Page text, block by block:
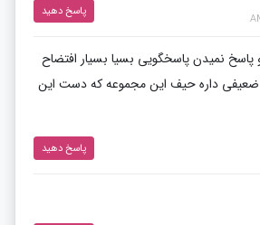
پاسخ دهید
پاسخ نمیدن پاسخگویی بسیا بسیار افتضاح
داره حیف این مجموعه که دست این
پاسخ دهید